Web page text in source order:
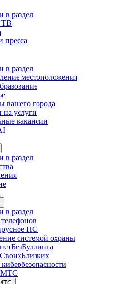
в раздел
ТВ
пресса
в раздел
местоположения
вашего города
услуги
вакансии
в раздел
в раздел
ПО
системой охраны
МТС